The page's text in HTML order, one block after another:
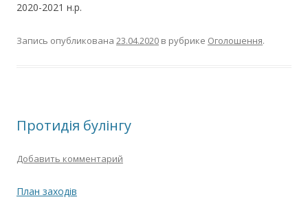
2020-2021 н.р.
Запись опубликована 23.04.2020 в рубрике Оголошення.
Протидія булінгу
Добавить комментарий
План заходів